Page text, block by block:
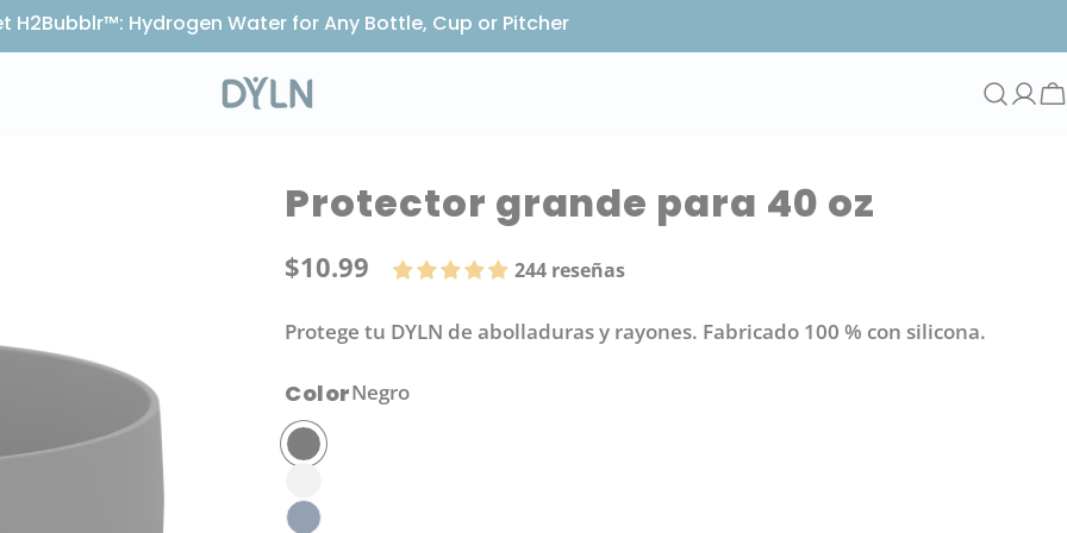
H2Bubblr™: Hydrogen Water for Any Bottle, Cup or Pitcher
Protector grande para 40 oz
Precio
$10.99 244 reseñas
Protege tu DYLN de abolladuras y rayones. Fabricado 100 % con silicona.
ColorNegro